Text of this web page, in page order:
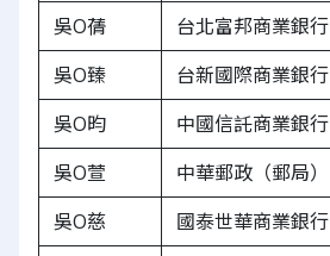
吳O蒨
台北富邦商業銀行
吳O臻
台新國際商業銀行
吳O昀
中國信託商業銀行
吳O萱
中華郵政（郵局）
吳O慈
國泰世華商業銀行